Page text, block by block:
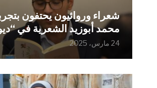
شعراء وروائيون يحتفون
محمد أبوزيد الشعرية في
24 مارس، 2025